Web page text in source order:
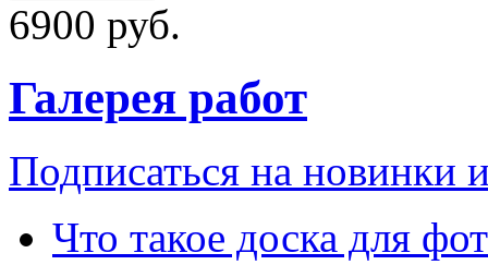
6900 руб.
Галерея работ
Подписаться на новинки
Что такое доска для